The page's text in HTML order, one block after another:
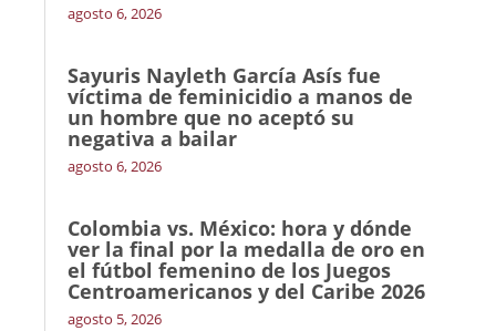
agosto 6, 2026
Sayuris Nayleth García Asís fue
víctima de feminicidio a manos de
un hombre que no aceptó su
negativa a bailar
agosto 6, 2026
Colombia vs. México: hora y dónde
ver la final por la medalla de oro en
el fútbol femenino de los Juegos
Centroamericanos y del Caribe 2026
agosto 5, 2026